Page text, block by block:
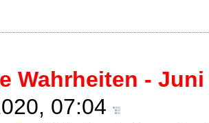
Wahrheiten - Juni
07:04